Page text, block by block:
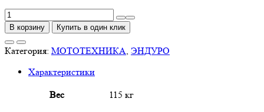
Количество
товара
PRIDE
В корзину Купить в один клик
Категория: МОТОТЕХНИКА, ЭНДУРО
Характеристики
Вес 115 кг